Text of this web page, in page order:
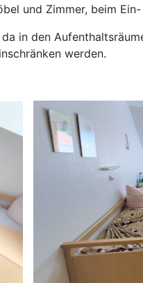
und Zimmer, beim
in den
werden.